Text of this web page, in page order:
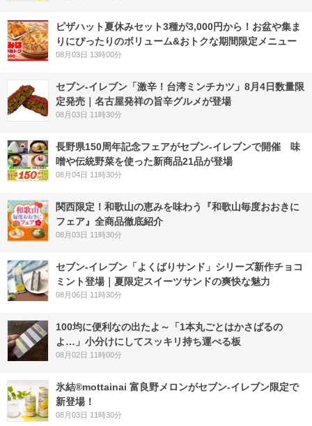
ピザハット夏休みセット3種が3,000円から！お盆や集ま
りにぴったりのボリューム&おトクな期間限定メニュー
08月03日 13時00分
セブン-イレブン「激辛！台湾ミンチカツ」8月4日数量限
定発売｜名古屋発祥の旨辛グルメが登場
08月03日 11時30分
長野県150周年記念フェアがセブン-イレブンで開催 味
噌や伝統野菜を使った新商品21品が登場
08月04日 11時30分
関西限定！和歌山の恵みを味わう『和歌山毎度おおきに
フェア』全商品徹底紹介
08月03日 11時30分
セブン‐イレブン「よくばりサンド」シリーズ新作チョコ
ミント登場｜夏限定スイーツサンドの爽快な魅力
08月06日 11時30分
100均に便利なの出たよ～「1本丸ごとはかさばるの
よ…」小分けにしてスッキリ持ち運べる板
08月02日 11時00分
氷結®mottainai 富良野メロンがセブン‐イレブン限定で
新登場！
08月03日 11時30分